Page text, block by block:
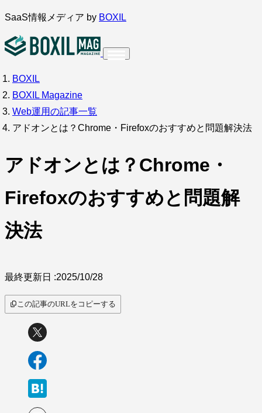
内
を
キ
ッ
プ
SaaS情報メディア by BOXIL
インタビュー
調査・アンケート
BOXIL
BOXIL Magazine
Web運用の記事一覧
アドオンとは？Chrome・Firefoxのおすすめと問題解決法
アドオンとは？Chrome・
Firefoxのおすすめと問題解
決法
最終更新日 :2025/10/28
この記事のURLをコピーする